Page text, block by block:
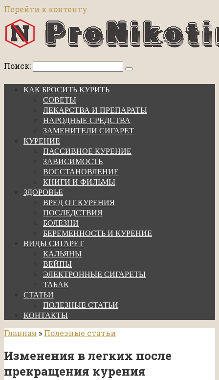
Перейти к контенту
Поиск:
КАК БРОСИТЬ КУРИТЬ
СОВЕТЫ
ЛЕКАРСТВА И ПРЕПАРАТЫ
НАРОДНЫЕ СРЕДСТВА
ЗАМЕНИТЕЛИ СИГАРЕТ
КУРЕНИЕ
ПАССИВНОЕ КУРЕНИЕ
ЗАВИСИМОСТЬ
ВОССТАНОВЛЕНИЕ
КНИГИ И ФИЛЬМЫ
ЗДОРОВЬЕ
ВРЕД ОТ КУРЕНИЯ
ПОСЛЕДСТВИЯ
БОЛЕЗНИ
БЕРЕМЕННОСТЬ И КУРЕНИЕ
ВИДЫ СИГАРЕТ
КАЛЬЯНЫ
ВЕЙПЫ
ЭЛЕКТРОННЫЕ СИГАРЕТЫ
ТАБАК
СТАТЬИ
ПОЛЕЗНЫЕ СТАТЬИ
КОНТАКТЫ
Главная » Полезные статьи
Изменения в легких после
прекращения курения